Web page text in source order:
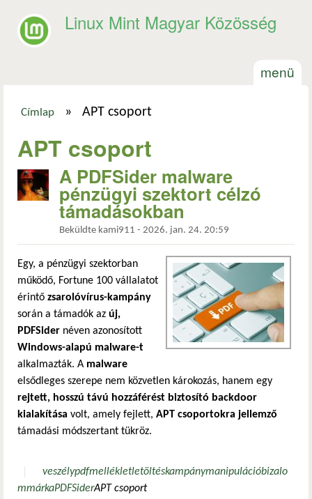
Linux Mint Magyar Közösség
menü
Címlap » APT csoport
APT csoport
A PDFSider malware
pénzügyi szektort célzó
támadásokban
Beküldte kami911 - 2026. jan. 24. 20:59
Egy, a pénzügyi szektorban
működő, Fortune 100 vállalatot
érintő zsarolóvírus-kampány
során a támadók az új,
PDFSider néven azonosított
Windows-alapú malware-t
alkalmazták. A malware
elsődleges szerepe nem közvetlen károkozás, hanem egy
rejtett, hosszú távú hozzáférést biztosító backdoor
kialakítása volt, amely fejlett, APT csoportokra jellemző
támadási módszertant tükröz.
veszélypdfmellékletletöltéskampánymanipulációbizalo
mmárkaPDFSiderAPT csoport